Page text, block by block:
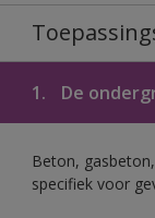
1. De
Beton,
specifiek voor